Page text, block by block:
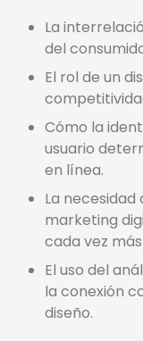
La
del
El rol de un
Cómo la
usuario
en línea.
La
marketing
cada vez
El uso del
la conexión
diseño.